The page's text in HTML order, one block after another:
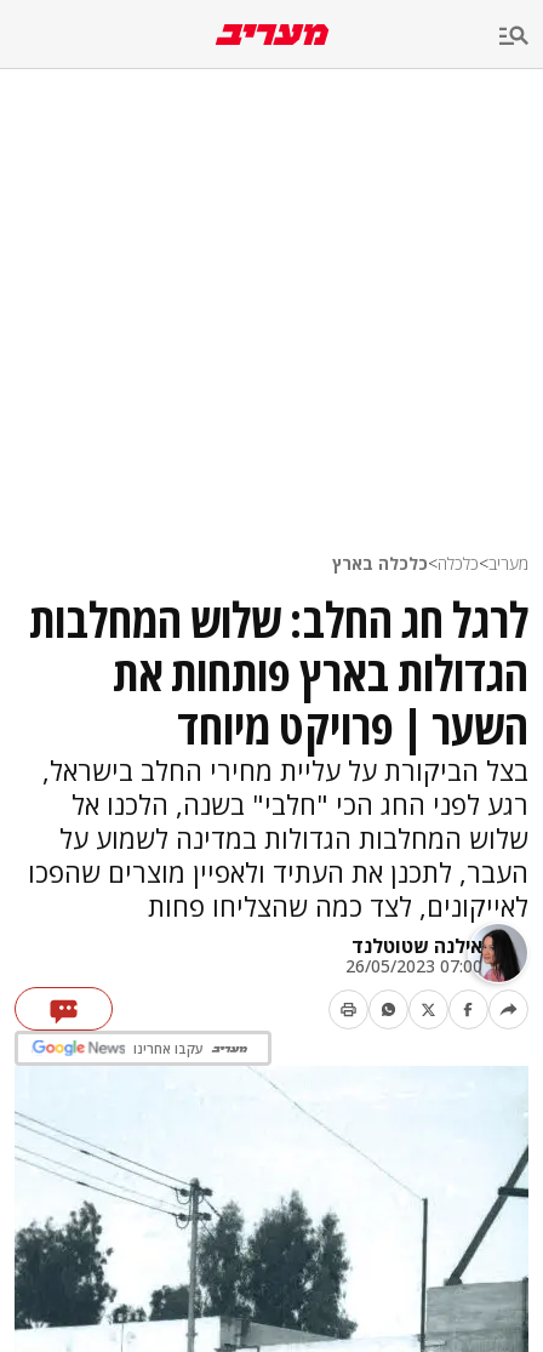
מעריב>כלכלה>כלכלה בארץ
לרגל חג החלב: שלוש המחלבות
הגדולות בארץ פותחות את
השער | פרויקט מיוחד
בצל הביקורת על עליית מחירי החלב בישראל,
רגע לפני החג הכי "חלבי" בשנה, הלכנו אל
שלוש המחלבות הגדולות במדינה לשמוע על
העבר, לתכנן את העתיד ולאפיין מוצרים שהפכו
לאייקונים, לצד כמה שהצליחו פחות
אילנה שטוטלנד
07:00 26/05/2023
עקבו אחרינו